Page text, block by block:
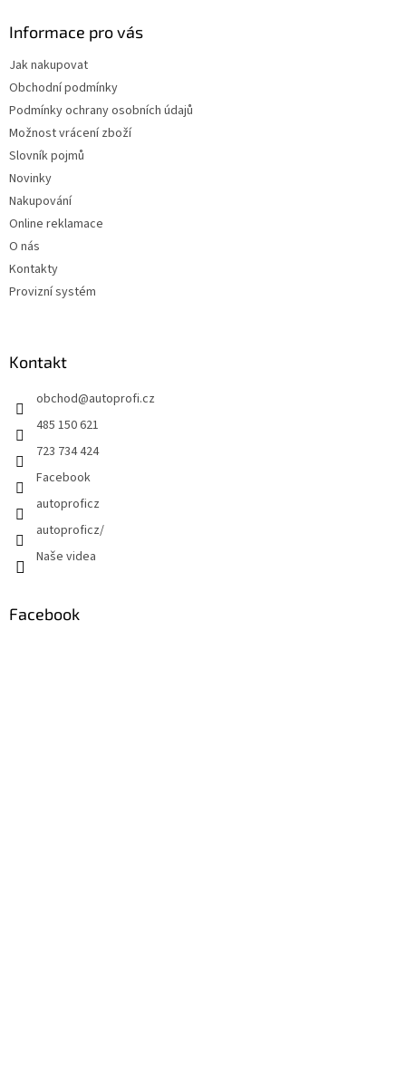
Informace pro vás
Jak nakupovat
Obchodní podmínky
Podmínky ochrany osobních údajů
Možnost vrácení zboží
Slovník pojmů
Novinky
Nakupování
Online reklamace
O nás
Kontakty
Provizní systém
Kontakt
obchod@autoprofi.cz
485 150 621
723 734 424
Facebook
autoproficz
autoproficz/
Naše videa
Facebook